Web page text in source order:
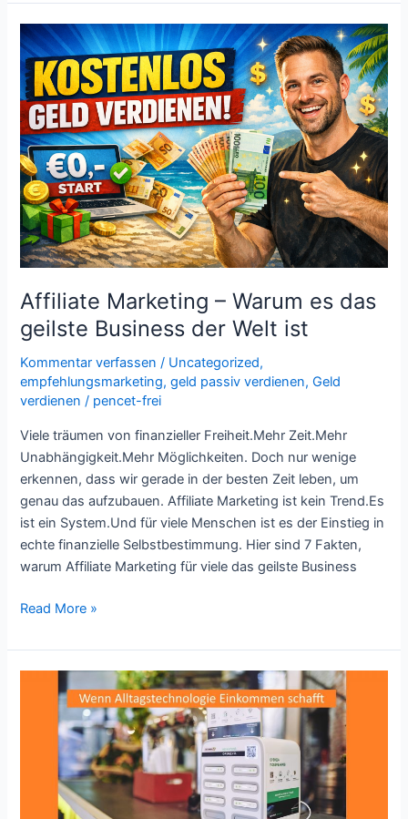
Affiliate Marketing – Warum es das
geilste Business der Welt ist
Kommentar verfassen / Uncategorized,
empfehlungsmarketing,geld passiv verdienen,Geld
verdienen / pencet-frei
Viele träumen von finanzieller Freiheit.Mehr Zeit.Mehr
Unabhängigkeit.Mehr Möglichkeiten. Doch nur wenige
erkennen, dass wir gerade in der besten Zeit leben, um
genau das aufzubauen. Affiliate Marketing ist kein Trend.Es
ist ein System.Und für viele Menschen ist es der Einstieg in
echte finanzielle Selbstbestimmung. Hier sind 7 Fakten,
warum Affiliate Marketing für viele das geilste Business
Affiliate
Marketing
–
Warum
es
das
geilste
Business
der
Welt
ist
Read More »
alltägliches
strukturierten